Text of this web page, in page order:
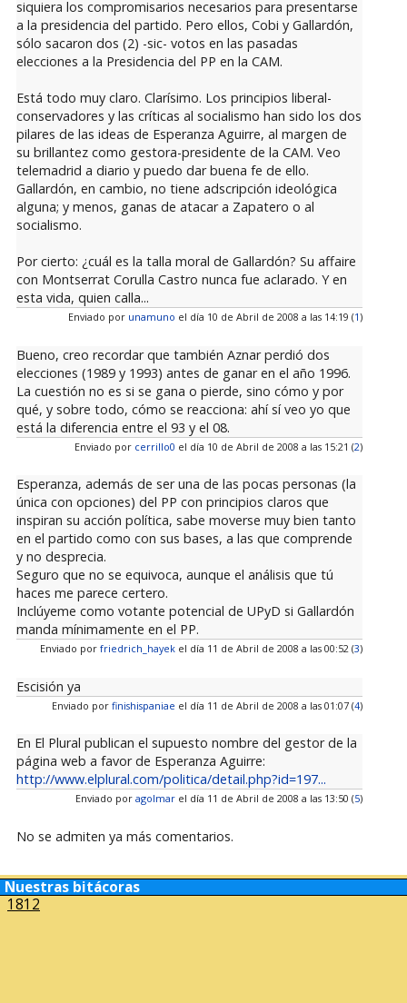
siquiera los compromisarios necesarios para presentarse
a la presidencia del partido. Pero ellos, Cobi y Gallardón,
sólo sacaron dos (2) -sic- votos en las pasadas
elecciones a la Presidencia del PP en la CAM.
Está todo muy claro. Clarísimo. Los principios liberal-
conservadores y las críticas al socialismo han sido los dos
pilares de las ideas de Esperanza Aguirre, al margen de
su brillantez como gestora-presidente de la CAM. Veo
telemadrid a diario y puedo dar buena fe de ello.
Gallardón, en cambio, no tiene adscripción ideológica
alguna; y menos, ganas de atacar a Zapatero o al
socialismo.
Por cierto: ¿cuál es la talla moral de Gallardón? Su affaire
con Montserrat Corulla Castro nunca fue aclarado. Y en
esta vida, quien calla...
Enviado por unamuno el día 10 de Abril de 2008 a las 14:19 (1)
Bueno, creo recordar que también Aznar perdió dos
elecciones (1989 y 1993) antes de ganar en el año 1996.
La cuestión no es si se gana o pierde, sino cómo y por
qué, y sobre todo, cómo se reacciona: ahí sí veo yo que
está la diferencia entre el 93 y el 08.
Enviado por cerrillo0 el día 10 de Abril de 2008 a las 15:21 (2)
Esperanza, además de ser una de las pocas personas (la
única con opciones) del PP con principios claros que
inspiran su acción política, sabe moverse muy bien tanto
en el partido como con sus bases, a las que comprende
y no desprecia.
Seguro que no se equivoca, aunque el análisis que tú
haces me parece certero.
Inclúyeme como votante potencial de UPyD si Gallardón
manda mínimamente en el PP.
Enviado por friedrich_hayekel día 11 de Abril de 2008 a las 00:52 (3)
Escisión ya
Enviado por finishispaniae el día 11 de Abril de 2008 a las 01:07 (4)
En El Plural publican el supuesto nombre del gestor de la
página web a favor de Esperanza Aguirre:
http://www.elplural.com/politica/detail.php?id=197...
Enviado por agolmarel día 11 de Abril de 2008 a las 13:50 (5)
No se admiten ya más comentarios.
Nuestras bitácoras
1812